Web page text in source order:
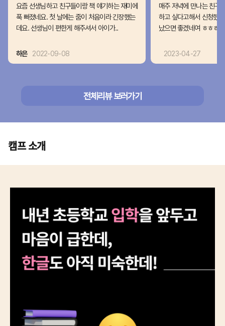
요즘 선생님하고 친구들이랑 책 얘기하는 재미에
푹 빠졌네요. 첫 날에는 줌이 처음이라 긴장했는
데요. 선생님이 편한게 해주셔서 아이가..
하은 2022-09-08
매주 저녁에 만나는 친구
하고 싶다고해서 신청했
났으면 좋겠네여 ㅎㅎㅎ
2023-04-27
전체리뷰 보러가기
캠프 소개